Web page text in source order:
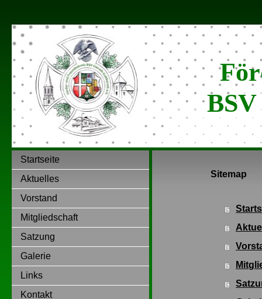
Startseite
Aktuelles
Vorstand
Mitgliedschaft
Satzung
Galerie
Links
Kontakt
Sitemap